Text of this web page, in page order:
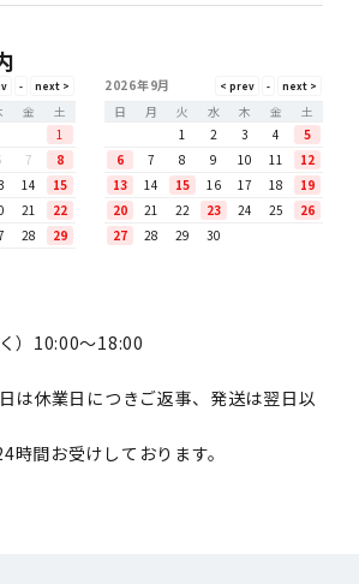
金
土
1
7
8
14
15
21
22
28
29
2026年9月
日
月 火 水 木 金
土
1
2 3 4
5
6
7 8 9 10 11
12
13
14 15 16 17 18
19
20
21 22 23 24 25
26
27
28 29 30
）10:00～18:00
は休業日につきご返事、発送は翌日以
時間お受けしております。